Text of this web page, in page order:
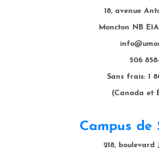
18, avenue
Moncton NB
506
Sans frais: 1
(Canada et
Campus de
218, boulevard